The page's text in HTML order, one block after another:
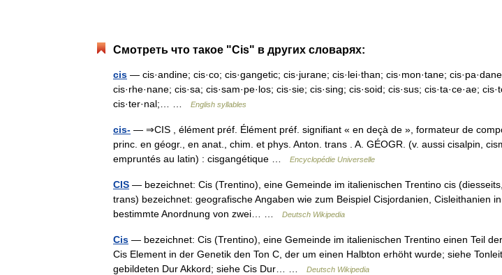
Смотреть что такое "Cis" в других словарях:
cis — cis·andine; cis·co; cis·gangetic; cis·jurane; cis·lei·than; cis·mon·tane;
cis·rhe·nane; cis·sa; cis·sam·pe·los; cis·sie; cis·sing; cis·soid; cis·sus; cis·ta·ce·ae;
cis·ter·nal;… …
English syllables
cis- — ⇒CIS , élément préf. Élément préf. signifiant « en deçà de », formateur de
princ. en géogr., en anat., chim. et phys. Anton. trans . A. GÉOGR. (v. aussi cisalpin,
empruntés au latin) : cisgangétique …
Encyclopédie Universelle
CIS — bezeichnet: Cis (Trentino), eine Gemeinde im italienischen Trentino cis
trans) bezeichnet: geografische Angaben wie zum Beispiel Cisjordanien, Cisleithanien
bestimmte Anordnung von zwei… …
Deutsch Wikipedia
Cis — bezeichnet: Cis (Trentino), eine Gemeinde im italienischen Trentino einen Teil
Cis Element in der Genetik den Ton C, der um einen Halbton erhöht wurde; siehe
gebildeten Dur Akkord; siehe Cis Dur… …
Deutsch Wikipedia